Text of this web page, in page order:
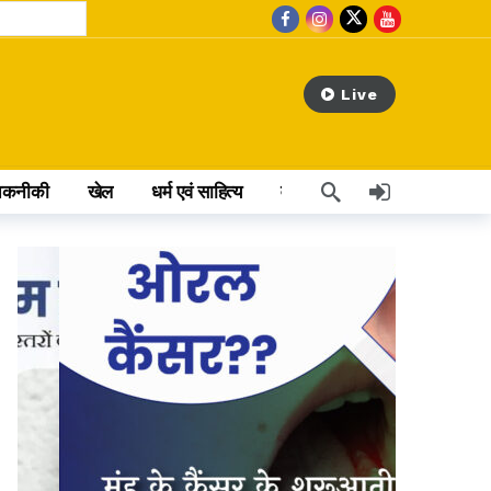
Live
खेल धर्म एवं साहित्य वेब स्टोरी अन्य खबर
था धमाल